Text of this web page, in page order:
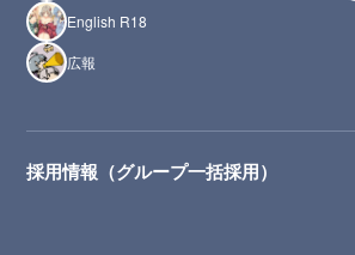
English R18
広報
採用情報（グループ一括採用）